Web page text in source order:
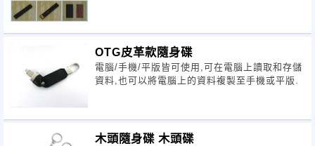
OTG皮革款隨身碟
電腦/手機/平版皆可使用,可在電腦上讀取和存儲
資料,也可以將電腦上的資料複製至手機或平版.
木頭隨身碟 木頭碟